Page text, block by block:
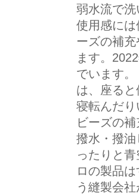
弱水流で
使用感に
ーズの補
ます。
でいます
は、座る
寝転んだ
ビーズの
撥水・撥
ったりと
ロの製品
う縫製会